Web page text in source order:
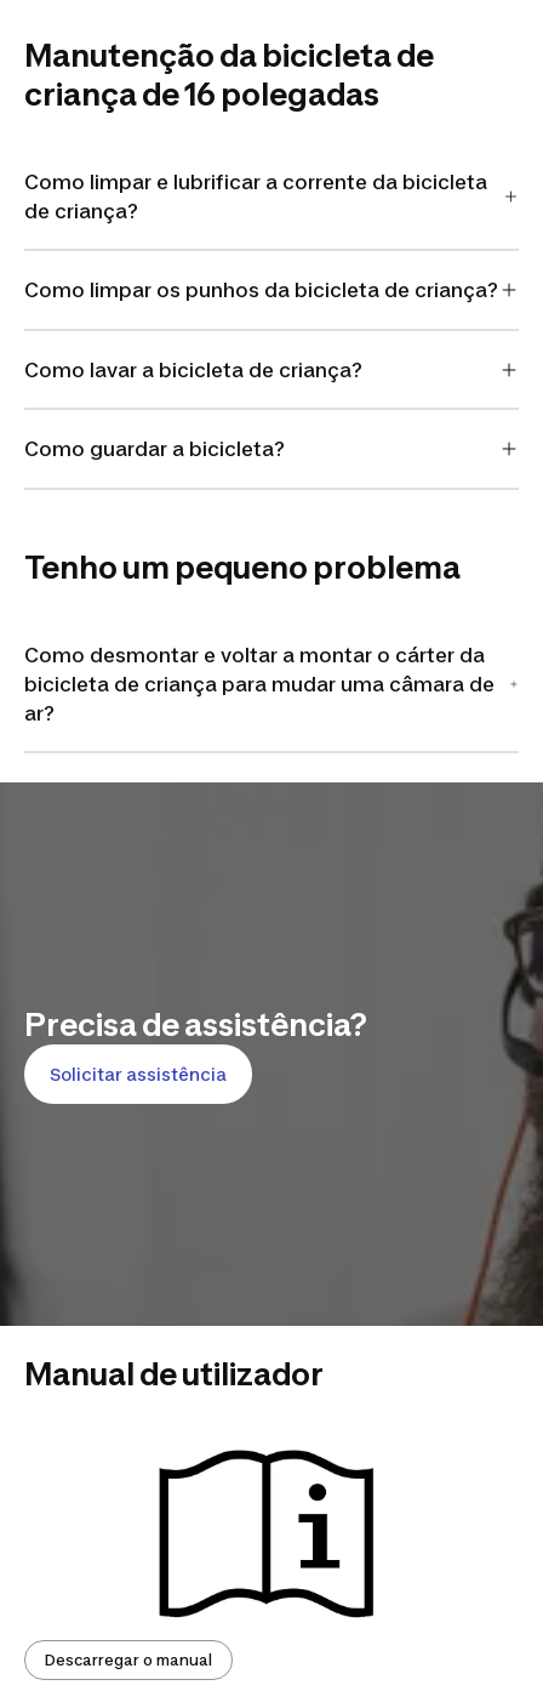
Manutenção da bicicleta de
criança de 16 polegadas
Como limpar e lubrificar a corrente da bicicleta
de criança?
Como limpar os punhos da bicicleta de criança?
Como lavar a bicicleta de criança?
Como guardar a bicicleta?
Tenho um pequeno problema
Como desmontar e voltar a montar o cárter da
bicicleta de criança para mudar uma câmara de
ar?
Precisa de assistência?
Solicitar assistência
Manual de utilizador
Descarregar o manual